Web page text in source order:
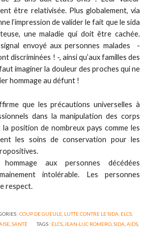
être relativisée. Plus globalement, via
l’impression de valider le fait que le sida
une maladie qui doit être cachée.
envoyé aux personnes malades -
discriminées ! -, ainsi qu’aux familles des
imaginer la douleur des proches qui ne
hommage au défunt !
que les précautions universelles à
dans la manipulation des corps
position de nombreux pays comme les
les soins de conservation pour les
aux personnes décédées
intolérable. Les personnes
respect.
:COUP DE GUEULE, LUTTE CONTRE LE SIDA, ELCS,
,SANTÉ TAGS : ELCS JEAN-LUC ROMERO ,SIDA ,AIDS